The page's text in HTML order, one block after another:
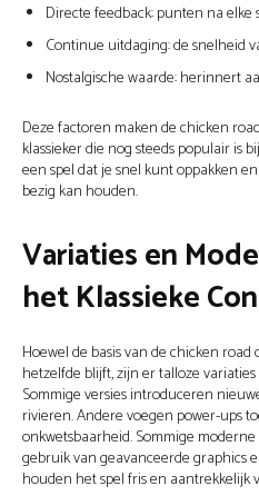
Directe feedback: punten na elke
Continue uitdaging: de snelheid
Nostalgische waarde: herinnert
Deze factoren maken de chicken
klassieker die nog steeds populair is
een spel dat je snel kunt oppakken
bezig kan houden.
Variaties en
het Klassieke
Hoewel de basis van de chicken
hetzelfde blijft, zijn er talloze
Sommige versies introduceren
rivieren. Andere voegen power-ups
onkwetsbaarheid. Sommige
gebruik van geavanceerde graphics
houden het spel fris en aantrekkelijk